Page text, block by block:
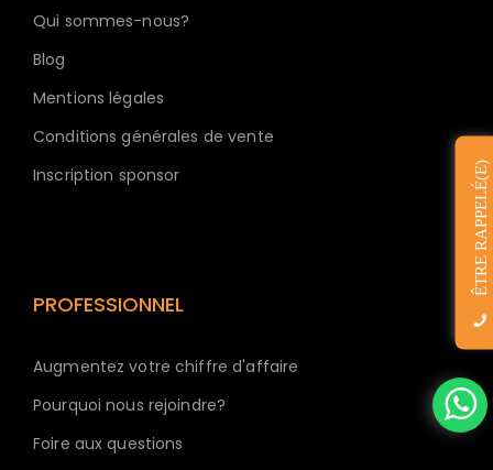
Qui sommes-nous?
Blog
Mentions légales
Conditions générales de vente
Inscription sponsor
PROFESSIONNEL
Augmentez votre chiffre d'affaire
Pourquoi nous rejoindre?
Foire aux questions
ÊTRE RAPPELÉ(E)